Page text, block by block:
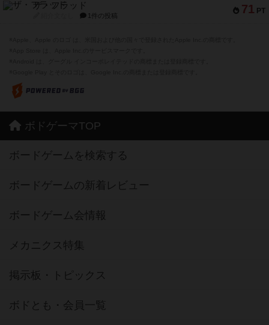
71 PT
ザ・フラッド
1件の投稿
ボドゲーマTOP
ボードゲームを検索する
ボードゲームの新着レビュー
ボードゲーム会情報
メカニクス特集
掲示板・トピックス
ボドとも・会員一覧